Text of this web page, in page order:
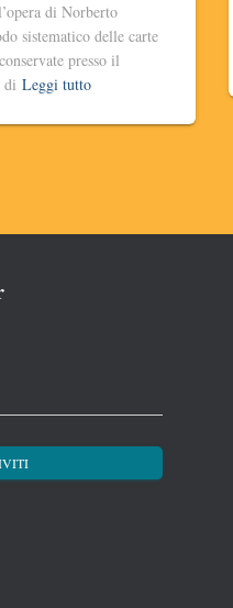
di Norberto
sistematico delle carte
presso il
di Leggi tutto